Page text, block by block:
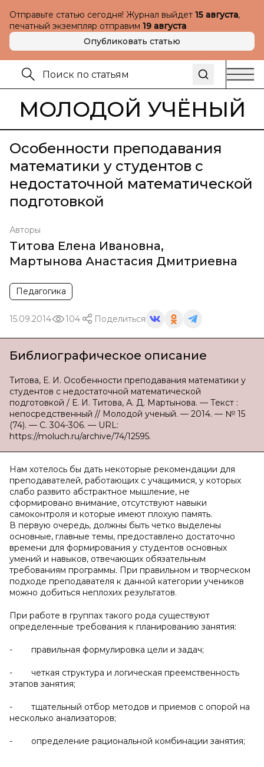
Отправьте статью сегодня! Журнал выйдет 15 августа,
печатный экземпляр отправим 19 августа
Опубликовать статью
МОЛОДОЙ УЧЁНЫЙ
Особенности преподавания
математики у студентов с
недостаточной математической
подготовкой
Авторы
Титова Елена Ивановна,
Мартынова Анастасия Дмитриевна
Педагогика
15.09.2014 104 Поделиться
Библиографическое описание
Титова, Е. И. Особенности преподавания математики у
студентов с недостаточной математической
подготовкой / Е. И. Титова, А. Д. Мартынова. — Текст :
непосредственный // Молодой ученый. — 2014. — № 15
(74). — С. 304-306. — URL:
https://moluch.ru/archive/74/12595.
Нам хотелось бы дать некоторые рекомендации для
преподавателей, работающих с учащимися, у которых
слабо развито абстрактное мышление, не
сформировано внимание, отсутствуют навыки
самоконтроля и которые имеют плохую память.
В первую очередь, должны быть четко выделены
основные, главные темы, предоставлено достаточно
времени для формирования у студентов основных
умений и навыков, отвечающих обязательным
требованиям программы. При правильном и творческом
подходе преподавателя к данной категории учеников
можно добиться неплохих результатов.
При работе в группах такого рода существуют
определенные требования к планированию занятия:
- правильная формулировка цели и задач;
- четкая структура и логическая преемственность
этапов занятия;
- тщательный отбор методов и приемов с опорой на
несколько анализаторов;
- определение рациональной комбинации занятия;